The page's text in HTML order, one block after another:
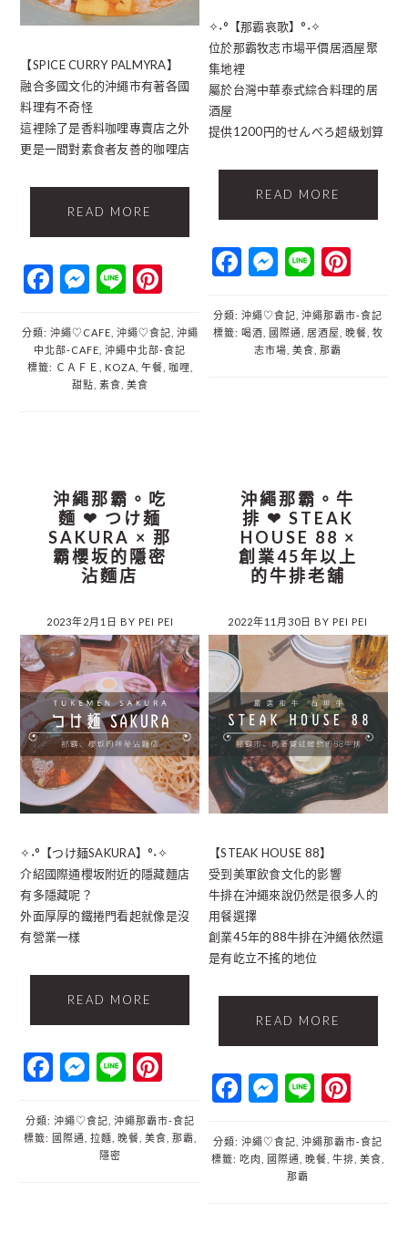
【SPICE CURRY PALMYRA】
融合多國文化的沖繩市有著各國
料理有不奇怪
這裡除了是香料咖哩專賣店之外
更是一間對素食者友善的咖哩店
READ MORE
Facebook
Messenger
Line Pinterest
分類: 沖繩♡CAFE 沖繩♡食記 沖繩
中北部‐CAFE ,沖繩中北部‐食記
標籤: ＣＡＦＥ KOZA 午餐 咖哩
甜點 素食 美食
✧˖°【那霸哀歌】°˖✧
位於那霸牧志市場平價居酒屋聚
集地裡
屬於台灣中華泰式綜合料理的居
酒屋
提供1200円的せんべろ超級划算
READ MORE
Facebook
Messenger
Line
分類:沖繩♡食記 ,沖繩那霸市‐食記
標籤: 喝酒 國際通 居酒屋 晚餐 牧
志市場 ,美食 ,那霸
沖繩那霸。吃
麵 ❤︎ つけ麺
SAKURA × 那
霸櫻坂的隱密
沾麵店
2023年2月1日 BY PEI PEI
✧˖°【つけ麺SAKURA】°˖✧
介紹國際通櫻坂附近的隱藏麵店
有多隱藏呢？
外面厚厚的鐵捲門看起就像是沒
有營業一樣
READ MORE
Facebook
Messenger
Line Pinterest
分類: 沖繩♡食記 沖繩那霸市‐食記
標籤: 國際通 拉麵 晚餐 美食 那霸
隱密
沖繩那霸。牛
排 ❤︎ STEAK
HOUSE 88 ×
創業45年以上
的牛排老舖
2022年11月30日 BY PEI PEI
【STEAK HOUSE 88】
受到美軍飲食文化的影響
牛排在沖繩來說仍然是很多人的
用餐選擇
創業45年的88牛排在沖繩依然還
是有屹立不搖的地位
READ MORE
Facebook
Messenger
Line
分類:沖繩♡食記 ,沖繩那霸市‐食記
標籤: 吃肉 國際通 晚餐 ,牛排 ,美食
那霸